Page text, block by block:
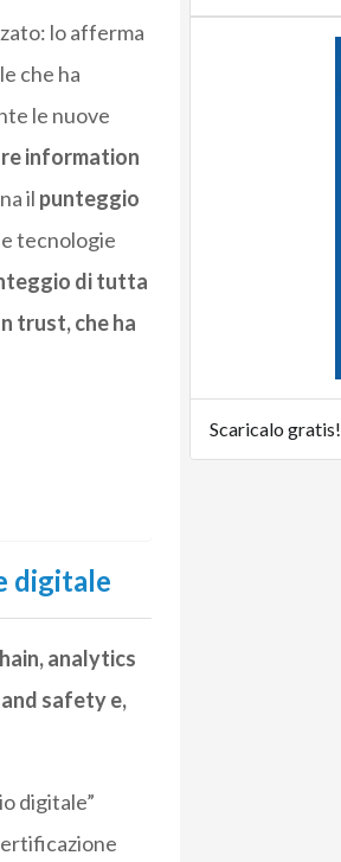
lo afferma
che ha
le nuove
information
il punteggio
tecnologie
di tutta
trust, che ha
digitale
analytics
safety e,
digitale”
Scaricalo gratis!